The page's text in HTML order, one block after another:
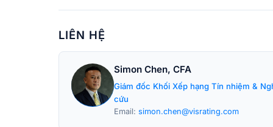
LIÊN HỆ
Simon Chen, CFA
Giám đốc Khối Xếp hạng Tín nhiệm &
cứu
Email: simon.chen@visrating.com